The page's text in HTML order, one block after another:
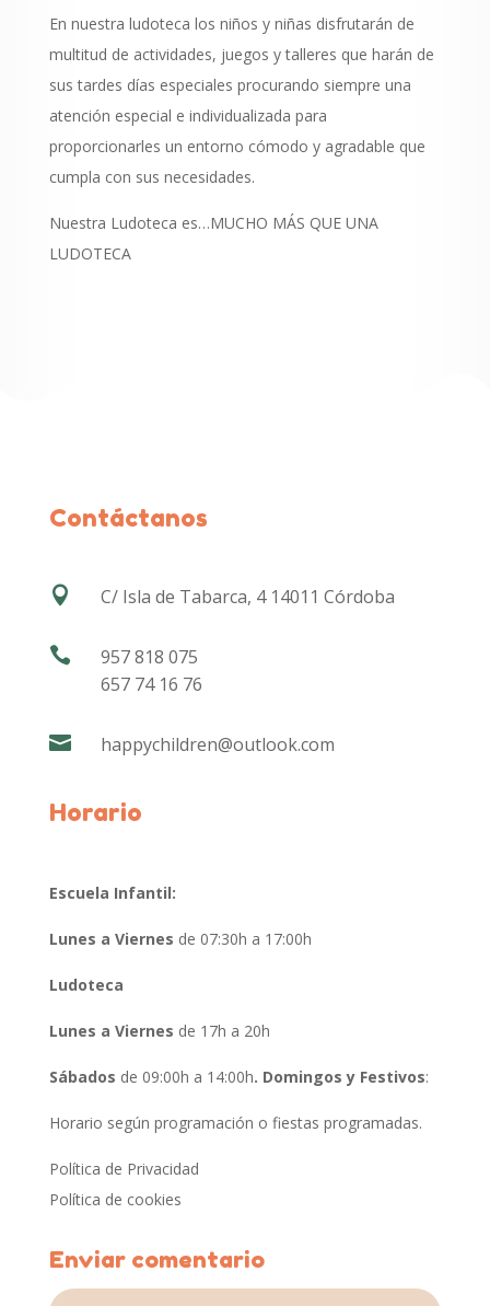
En nuestra ludoteca los niños y niñas disfrutarán de
multitud de actividades, juegos y talleres que harán de
sus tardes días especiales procurando siempre una
atención especial e individualizada para
proporcionarles un entorno cómodo y agradable que
cumpla con sus necesidades.
Nuestra Ludoteca es…MUCHO MÁS QUE UNA
LUDOTECA
Contáctanos
 C/ Isla de Tabarca, 4 14011 Córdoba

957 818 075
657 74 16 76
 happychildren@outlook.com
Horario
Escuela Infantil:
Lunes a Viernes de 07:30h a 17:00h
Ludoteca
Lunes a Viernes de 17h a 20h
Sábados de 09:00h a 14:00h. Domingos y Festivos:
Horario según programación o fiestas programadas.
Política de Privacidad
Política de cookies
Enviar comentario